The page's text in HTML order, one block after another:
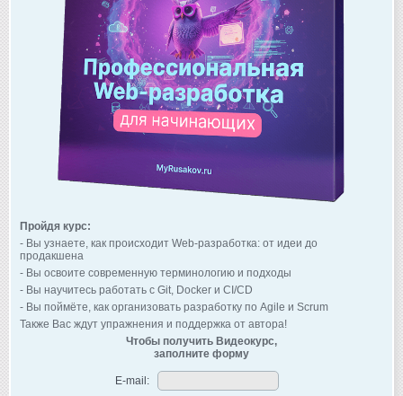
Пройдя курс:
- Вы узнаете, как происходит Web-разработка: от идеи до
продакшена
- Вы освоите современную терминологию и подходы
- Вы научитесь работать с Git, Docker и CI/CD
- Вы поймёте, как организовать разработку по Agile и Scrum
Также Вас ждут упражнения и поддержка от автора!
Чтобы получить Видеокурс,
заполните форму
E-mail: